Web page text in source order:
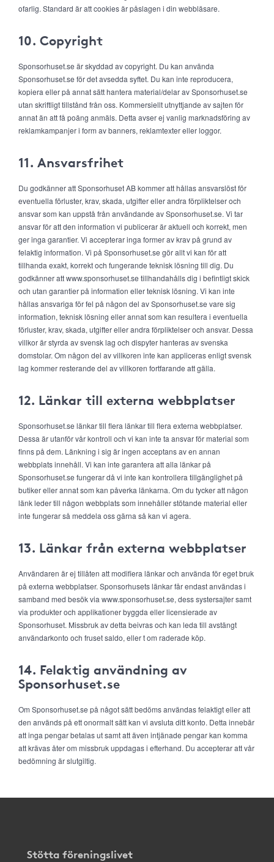
ofarlig. Standard är att cookies är påslagen i din webbläsare.
10. Copyright
Sponsorhuset.se är skyddad av copyright. Du kan använda
Sponsorhuset.se för det avsedda syftet. Du kan inte reproducera,
kopiera eller på annat sätt hantera material/delar av Sponsorhuset.se
utan skriftligt tillstånd från oss. Kommersiellt utnyttjande av sajten för
annat än att få poäng anmäls. Detta avser ej vanlig marknadsföring av
reklamkampanjer i form av banners, reklamtexter eller loggor.
11. Ansvarsfrihet
Du godkänner att Sponsorhuset AB kommer att hållas ansvarslöst för
eventuella förluster, krav, skada, utgifter eller andra förpliktelser och
ansvar som kan uppstå från användande av Sponsorhuset.se. Vi tar
ansvar för att den information vi publicerar är aktuell och korrekt, men
ger inga garantier. Vi accepterar inga former av krav på grund av
felaktig information. Vi på Sponsorhuset.se gör allt vi kan för att
tillhanda exakt, korrekt och fungerande teknisk lösning till dig. Du
godkänner att www.sponsorhuset.se tillhandahålls dig i befintligt skick
och utan garantier på information eller teknisk lösning. Vi kan inte
hållas ansvariga för fel på någon del av Sponsorhuset.se vare sig
information, teknisk lösning eller annat som kan resultera i eventuella
förluster, krav, skada, utgifter eller andra förpliktelser och ansvar. Dessa
villkor är styrda av svensk lag och dispyter hanteras av svenska
domstolar. Om någon del av villkoren inte kan appliceras enligt svensk
lag kommer resterande del av villkoren fortfarande att gälla.
12. Länkar till externa webbplatser
Sponsorhuset.se länkar till flera länkar till flera externa webbplatser.
Dessa är utanför vår kontroll och vi kan inte ta ansvar för material som
finns på dem. Länkning i sig är ingen acceptans av en annan
webbplats innehåll. Vi kan inte garantera att alla länkar på
Sponsorhuset.se fungerar då vi inte kan kontrollera tillgänglighet på
butiker eller annat som kan påverka länkarna. Om du tycker att någon
länk leder till någon webbplats som innehåller stötande material eller
inte fungerar så meddela oss gärna så kan vi agera.
13. Länkar från externa webbplatser
Användaren är ej tillåten att modifiera länkar och använda för eget bruk
på externa webbplatser. Sponsorhusets länkar får endast användas i
samband med besök via www.sponsorhuset.se, dess systersajter samt
via produkter och applikationer byggda eller licensierade av
Sponsorhuset. Missbruk av detta beivras och kan leda till avstängt
användarkonto och fruset saldo, eller t om raderade köp.
14. Felaktig användning av
Sponsorhuset.se
Om Sponsorhuset.se på något sätt bedöms användas felaktigt eller att
den används på ett onormalt sätt kan vi avsluta ditt konto. Detta innebär
att inga pengar betalas ut samt att även intjänade pengar kan komma
att krävas åter om missbruk uppdagas i efterhand. Du accepterar att vår
bedömning är slutgiltig.
Stötta föreningslivet